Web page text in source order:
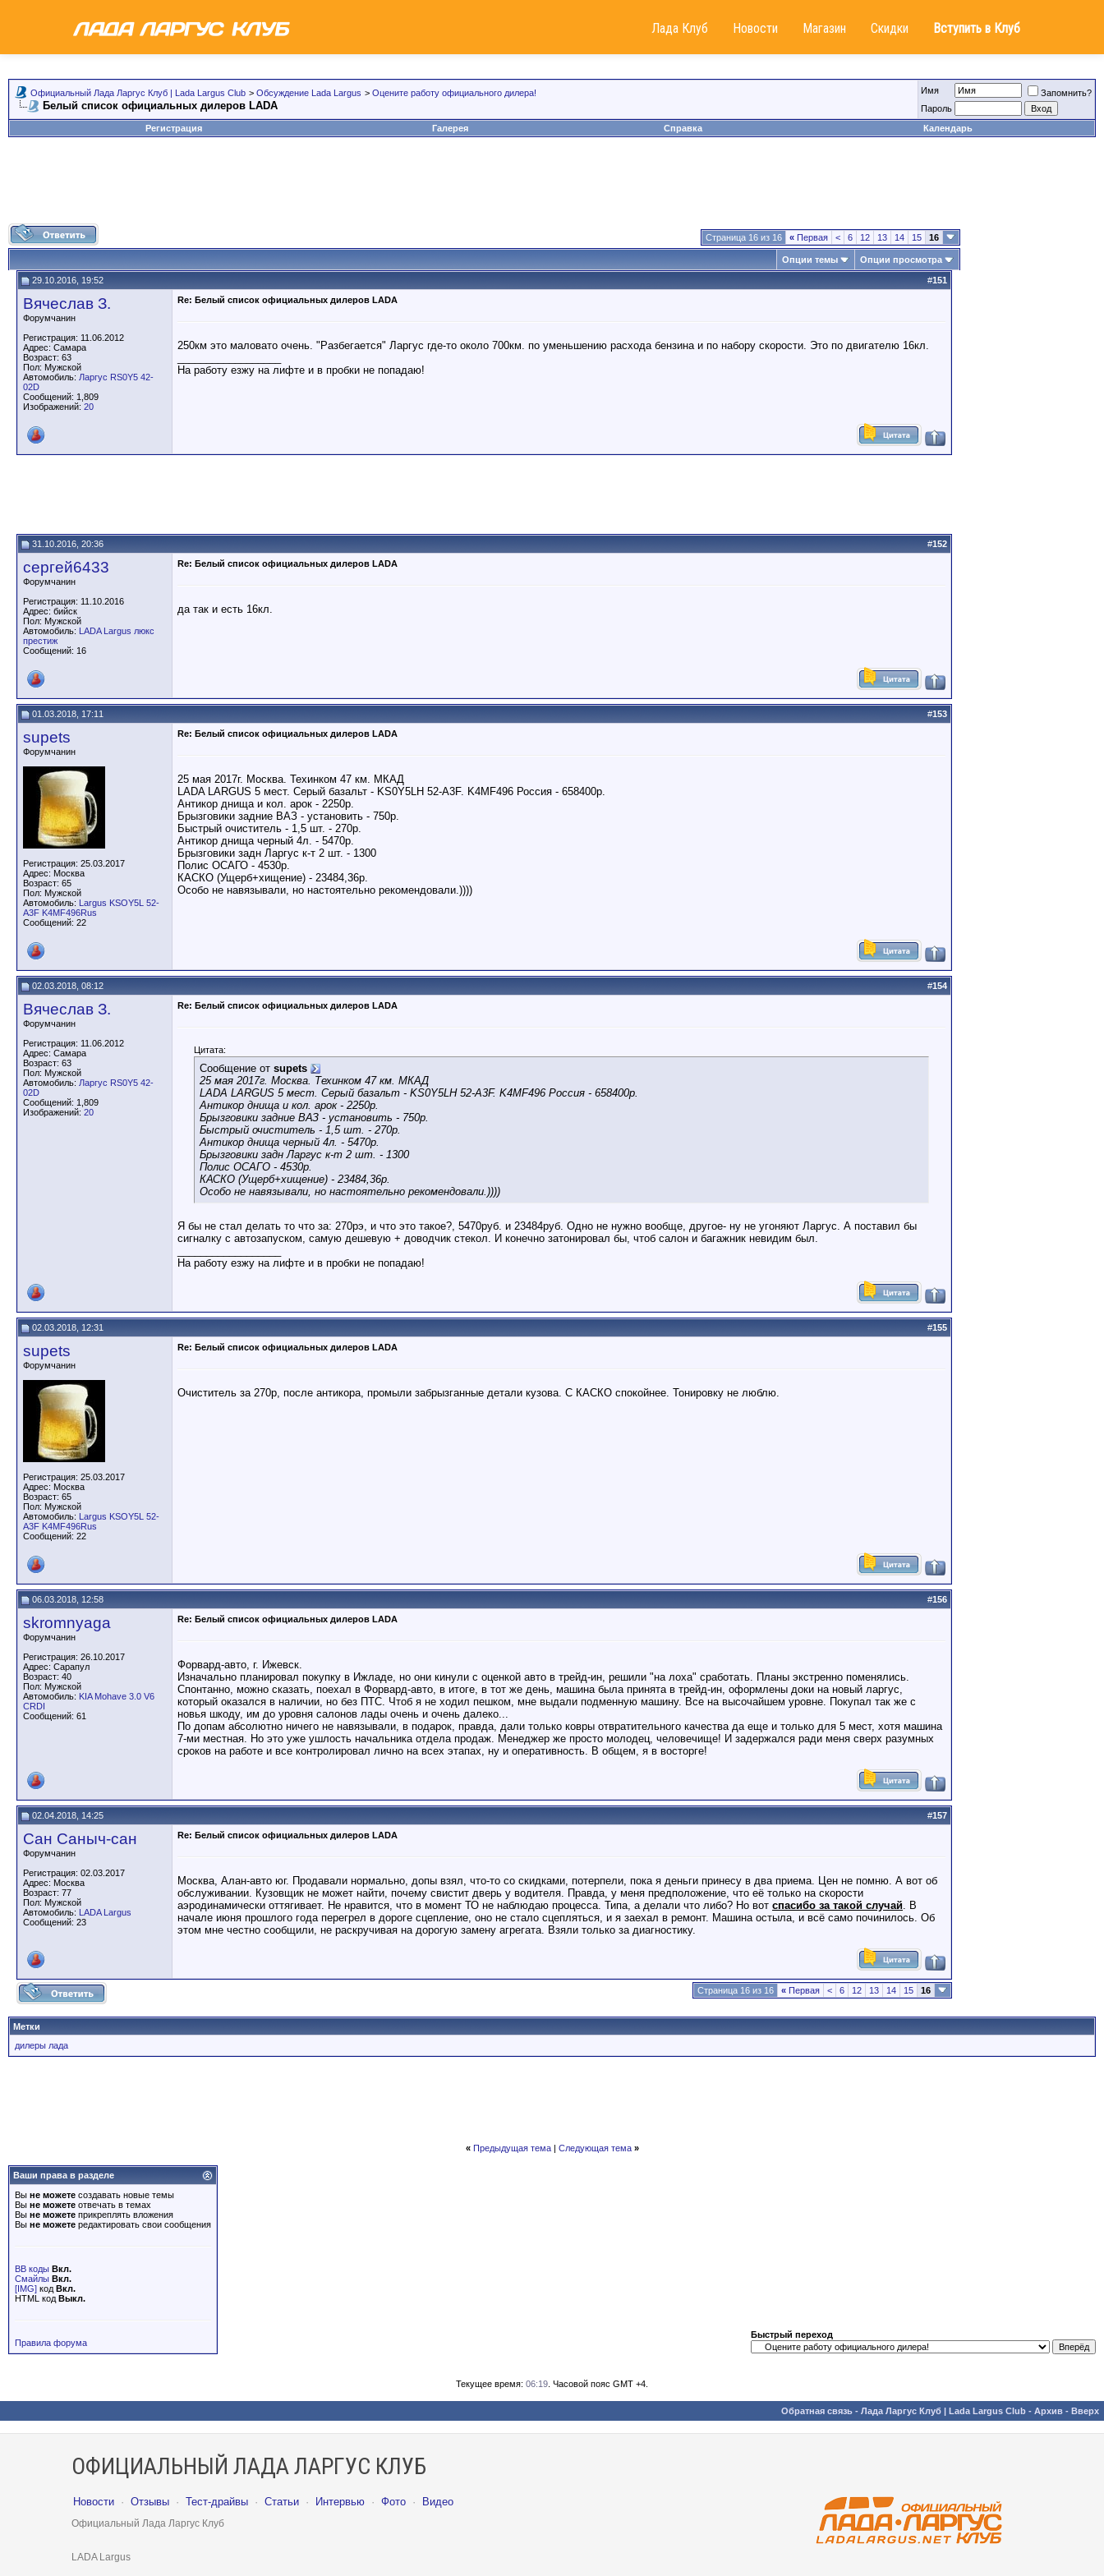
Лада Клуб Новости Магазин Скидки Вступить в Клуб
Официальный Лада Ларгус Клуб | Lada Largus Club > Обсуждение Lada Largus > Оцените работу официального дилера!
Белый список официальных дилеров LADA
Имя
Запомнить?
Пароль
Регистрация
Галерея Справка Календарь
Страница 16 из 16 « Первая < 6 12 13 14 15 16
Опции темы Опции просмотра
29.10.2016, 19:52 #151
Вячеслав З.
Форумчанин
Регистрация: 11.06.2012
Адрес: Самара
Возраст: 63
Пол: Мужской
Автомобиль: Ларгус RS0Y5 42-
02D
Сообщений: 1,809
Изображений: 20
Re: Белый список официальных дилеров LADA
250км это маловато очень. "Разбегается" Ларгус где-то около 700км. по уменьшению расхода бензина и по набору скорости. Это по двигателю 16кл.
На работу езжу на лифте и в пробки не попадаю!
31.10.2016, 20:36 #152
сергей6433
Форумчанин
Регистрация: 11.10.2016
Адрес: бийск
Пол: Мужской
Автомобиль: LADA Largus люкс
престиж
Сообщений: 16
Re: Белый список официальных дилеров LADA
да так и есть 16кл.
01.03.2018, 17:11 #153
supets
Форумчанин
Регистрация: 25.03.2017
Адрес: Москва
Возраст: 65
Пол: Мужской
Автомобиль: Largus KSOY5L 52-
A3F K4MF496Rus
Сообщений: 22
Re: Белый список официальных дилеров LADA
25 мая 2017г. Москва. Техинком 47 км. МКАД
LADA LARGUS 5 мест. Серый базальт - KS0Y5LH 52-A3F. K4MF496 Россия - 658400р.
Антикор днища и кол. арок - 2250р.
Брызговики задние ВАЗ - установить - 750р.
Быстрый очиститель - 1,5 шт. - 270р.
Антикор днища черный 4л. - 5470р.
Брызговики задн Ларгус к-т 2 шт. - 1300
Полис ОСАГО - 4530р.
КАСКО (Ущерб+хищение) - 23484,36р.
Особо не навязывали, но настоятельно рекомендовали.))))
02.03.2018, 08:12 #154
Вячеслав З.
Форумчанин
Регистрация: 11.06.2012
Адрес: Самара
Возраст: 63
Пол: Мужской
Автомобиль: Ларгус RS0Y5 42-
02D
Сообщений: 1,809
Изображений: 20
Re: Белый список официальных дилеров LADA
Цитата:
Сообщение от supets
25 мая 2017г. Москва. Техинком 47 км. МКАД
LADA LARGUS 5 мест. Серый базальт - KS0Y5LH 52-A3F. K4MF496 Россия - 658400р.
Антикор днища и кол. арок - 2250р.
Брызговики задние ВАЗ - установить - 750р.
Быстрый очиститель - 1,5 шт. - 270р.
Антикор днища черный 4л. - 5470р.
Брызговики задн Ларгус к-т 2 шт. - 1300
Полис ОСАГО - 4530р.
КАСКО (Ущерб+хищение) - 23484,36р.
Особо не навязывали, но настоятельно рекомендовали.))))
Я бы не стал делать то что за: 270рэ, и что это такое?, 5470руб. и 23484руб. Одно не нужно вообще, другое- ну не угоняют Ларгус. А поставил бы
сигналку с автозапуском, самую дешевую + доводчик стекол. И конечно затонировал бы, чтоб салон и багажник невидим был.
На работу езжу на лифте и в пробки не попадаю!
02.03.2018, 12:31 #155
supets
Форумчанин
Регистрация: 25.03.2017
Адрес: Москва
Возраст: 65
Пол: Мужской
Автомобиль: Largus KSOY5L 52-
A3F K4MF496Rus
Сообщений: 22
Re: Белый список официальных дилеров LADA
Очиститель за 270р, после антикора, промыли забрызганные детали кузова. С КАСКО спокойнее. Тонировку не люблю.
06.03.2018, 12:58 #156
skromnyaga
Форумчанин
Регистрация: 26.10.2017
Адрес: Сарапул
Возраст: 40
Пол: Мужской
Автомобиль: KIA Mohave 3.0 V6
CRDI
Сообщений: 61
Re: Белый список официальных дилеров LADA
Форвард-авто, г. Ижевск.
Изначально планировал покупку в Ижладе, но они кинули с оценкой авто в трейд-ин, решили "на лоха" сработать. Планы экстренно поменялись.
Спонтанно, можно сказать, поехал в Форвард-авто, в итоге, в тот же день, машина была принята в трейд-ин, оформлены доки на новый ларгус,
который оказался в наличии, но без ПТС. Чтоб я не ходил пешком, мне выдали подменную машину. Все на высочайшем уровне. Покупал так же с
новья шкоду, им до уровня салонов лады очень и очень далеко...
По допам абсолютно ничего не навязывали, в подарок, правда, дали только ковры отвратительного качества да еще и только для 5 мест, хотя машина
7-ми местная. Но это уже ушлость начальника отдела продаж. Менеджер же просто молодец, человечище! И задержался ради меня сверх разумных
сроков на работе и все контролировал лично на всех этапах, ну и оперативность. В общем, я в восторге!
02.04.2018, 14:25 #157
Сан Саныч-сан
Форумчанин
Регистрация: 02.03.2017
Адрес: Москва
Возраст: 77
Пол: Мужской
Автомобиль: LADA Largus
Сообщений: 23
Re: Белый список официальных дилеров LADA
Москва, Алан-авто юг. Продавали нормально, допы взял, что-то со скидками, потерпели, пока я деньги принесу в два приема. Цен не помню. А вот об
обслуживании. Кузовщик не может найти, почему свистит дверь у водителя. Правда, у меня предположение, что её только на скорости
аэродинамически оттягивает. Не нравится, что в момент ТО не наблюдаю процесса. Типа, а делали что либо? Но вот спасибо за такой случай. В
начале июня прошлого года перегрел в дороге сцепление, оно не стало сцепляться, и я заехал в ремонт. Машина остыла, и всё само починилось. Об
этом мне честно сообщили, не раскручивая на дорогую замену агрегата. Взяли только за диагностику.
Страница 16 из 16 « Первая < 6 12 13 14 15 16
Метки
дилеры лада
« Предыдущая тема| Следующая тема »
Ваши права в разделе
Вы не можете создавать новые темы
Вы не можете отвечать в темах
Вы не можете прикреплять вложения
Вы не можете редактировать свои сообщения
BB коды Вкл.
Смайлы Вкл.
[IMG] код Вкл.
HTML код Выкл.
Правила форума
Быстрый переход
Текущее время: 06:19 . Часовой пояс GMT +4.
Обратная связь - Лада Ларгус Клуб | Lada Largus Club - Архив - Вверх
ОФИЦИАЛЬНЫЙ ЛАДА ЛАРГУС КЛУБ
Новости · Отзывы · Тест-драйвы · Статьи · Интервью · Фото · Видео
Официальный Лада Ларгус Клуб
LADA Largus